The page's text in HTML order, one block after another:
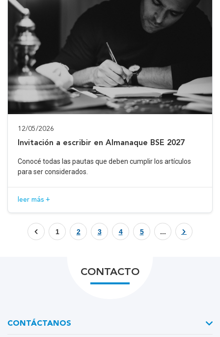
12/05/2026
Invitación a escribir en Almanaque BSE 2027
Conocé todas las pautas que deben cumplir los artículos
para ser considerados.
leer más +
1 2 3 4 5 ...
CONTACTO
CONTÁCTANOS